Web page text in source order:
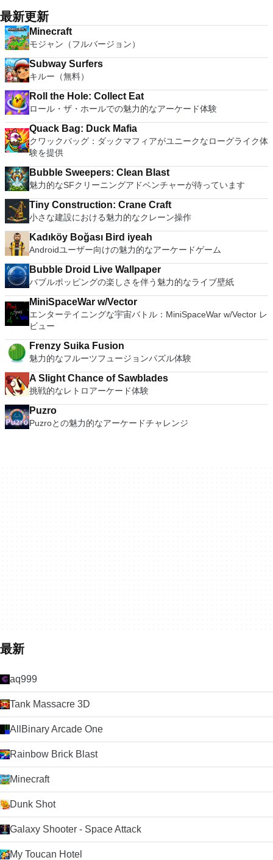
最新更新
Minecraft
モジャン（フルバージョン）
Subway Surfers
キルー（無料）
Roll the Hole: Collect Eat
ロール・ザ・ホールでの魅力的なアーケード体験
Quack Bag: Duck Mafia
クワックバッグ：ダックマフィアがユニークなローグライク体
験を提供
Bubble Sweepers: Clean Blast
魅力的なSFクリーニングアドベンチャーが待っています
Tiny Construction: Crane Craft
小さな建設における魅力的なクレーン操作
Kadıköy Boğası Bird iyeah
Androidユーザー向けの魅力的なアーケードゲーム
Bubble Droid Live Wallpaper
バブルポッピングの楽しさを伴う魅力的なライブ壁紙
MiniSpaceWar w/Vector
エンターテイニングな宇宙バトル：MiniSpaceWar w/Vector レ
ビュー
Frenzy Suika Fusion
魅力的なフルーツフュージョンパズル体験
A Slight Chance of Sawblades
挑戦的なレトロアーケード体験
Puzro
Puzroとの魅力的なアーケードチャレンジ
最新
aq999
Tank Massacre 3D
AllBinary Arcade One
Rainbow Brick Blast
Minecraft
Dunk Shot
Galaxy Shooter - Space Attack
My Toucan Hotel